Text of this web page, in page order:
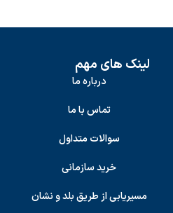
لینک های مهم
درباره ما
تماس با ما
سوالات متداول
خرید سازمانی
مسیریابی از طریق بلد و نشان